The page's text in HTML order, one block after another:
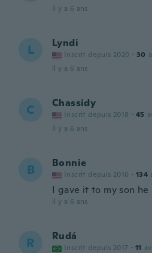
il y a 6 ans
L Lyndi
Inscrit depuis 2020 · 30
il y a 6 ans
C Chassidy
Inscrit depuis 2018 · 45
il y a 6 ans
B Bonnie
Inscrit depuis 2016 · 134
I gave it to my son
il y a 6 ans
R Rudá
Inscrit depuis 2017 · 11